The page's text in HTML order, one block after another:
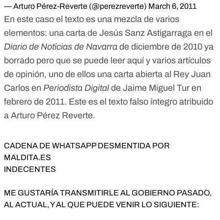
pernada&rdquo; mientras no se cambien las leyes que lo
cambiar&aacute;n? &iquest;Ellos mismos?
J&aacute;,J&aacute;,J&aacute;.</p> <p>Juntemos firmas
para que haya un proyecto de ley con &ldquo;cara y
ojos&rdquo; para acabar con estos privilegios, y con otros.
</p> <p>&iexcl;&iexcl;&iexcl; Haz que esto llegue al
Congreso a trav&eacute;s de tus amigos !!!
&iexcl;&iexcl;&iexcl; REENV&Iacute;ALO !!!&nbsp;</p>
<p>&Eacute;STA S&Iacute; DEBER&Iacute;A SER UNA DE
ESAS CADENAS QUE NO SE DEBE ROMPER, PORQUE
S&Oacute;LO NOSOTROS PODEMOS PONERLE
REMEDIO A ESTO, Y &Eacute;STA, SI QUE
FUTURO Y EL DE NUESTROS HIJOS.</p>
<p>Firmado:&nbsp;<br /> *Arturo P&eacute;rez
Reverte</p>
— Arturo Pérez-Reverte (@perezreverte) March 6, 2011
En este caso el texto es una mezcla de varios
elementos: una carta de Jesús Sanz Astigarraga en el
Diario de Noticias de Navarra de diciembre de 2010 ya
borrado pero que se puede leer aquíy varios artículos
de opinión, uno de ellos una carta abierta al Rey Juan
Carlos en Periodista Digitalde Jaime Miguel Tur en
febrero de 2011. Este es el texto falso íntegro atribuido
a Arturo Pérez Reverte.
CADENA DE WHATSAPP DESMENTIDA POR
MALDITA.ES
INDECENTES
ME GUSTARÍA TRANSMITIRLE AL GOBIERNO PASADO,
AL ACTUAL, Y AL QUE PUEDE VENIR LO SIGUIENTE: